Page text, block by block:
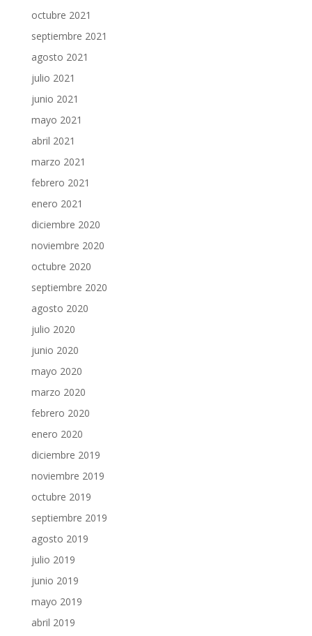
octubre 2021
septiembre 2021
agosto 2021
julio 2021
junio 2021
mayo 2021
abril 2021
marzo 2021
febrero 2021
enero 2021
diciembre 2020
noviembre 2020
octubre 2020
septiembre 2020
agosto 2020
julio 2020
junio 2020
mayo 2020
marzo 2020
febrero 2020
enero 2020
diciembre 2019
noviembre 2019
octubre 2019
septiembre 2019
agosto 2019
julio 2019
junio 2019
mayo 2019
abril 2019